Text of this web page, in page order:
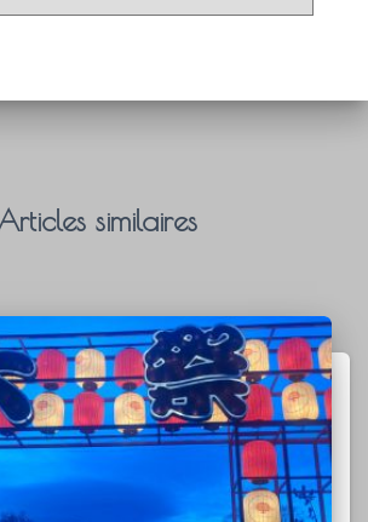
similaires